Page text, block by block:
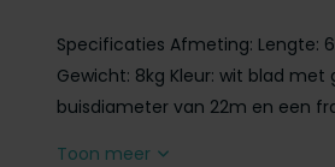
Specificaties Afmeting: Lengte:
Gewicht: 8kg Kleur: wit blad
buisdiameter van 22m en een
Toon meer